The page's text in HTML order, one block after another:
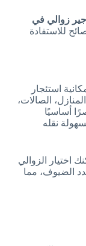
زوالي في
للاستفادة
استئجار
الصالات،
أساسيًا
نقله
اختيار الزوالي
الضيوف، مما